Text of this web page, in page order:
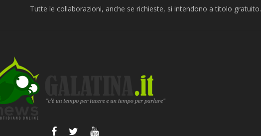
Tutte le collaborazioni, anche se richieste, si intendono a titolo gratuito.